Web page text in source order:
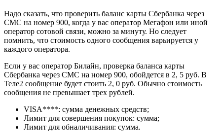
Надо сказать, что проверить баланс карты Сбербанка через
СМС на номер 900, когда у вас оператор Мегафон или иной
оператор сотовой связи, можно за минуту. Но следует
помнить, что стоимость одного сообщения варьируется у
каждого оператора.
Если у вас оператор Билайн, проверка баланса карты
Сбербанка через СМС на номер 900, обойдется в 2, 5 руб. В
Теле2 сообщение будет стоить 2, 0 руб. Обычно стоимость
сообщения не превышает трех рублей.
VISA****: сумма денежных средств;
Лимит для совершения покупок: сумма;
Лимит для обналичивания: сумма.